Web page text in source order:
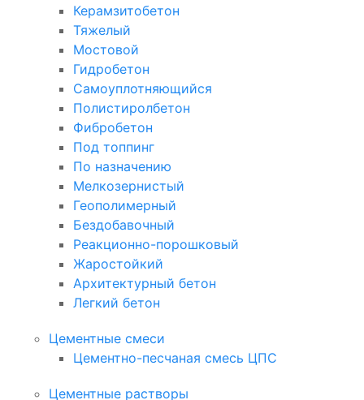
Керамзитобетон
Тяжелый
Мостовой
Гидробетон
Самоуплотняющийся
Полистиролбетон
Фибробетон
Под топпинг
По назначению
Мелкозернистый
Геополимерный
Бездобавочный
Реакционно-порошковый
Жаростойкий
Архитектурный бетон
Легкий бетон
Цементные смеси
Цементно-песчаная смесь ЦПС
Цементные растворы